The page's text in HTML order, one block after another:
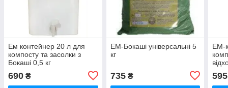
Ем контейнер 20 л для
компосту та засолки з
Бокаші 0,5 кг
690 ₴
ЕМ-Бокаші універсальні 5
кг
735₴
ЕМ-
595